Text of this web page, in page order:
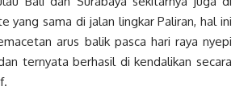
yang sama di jalan lingkar Paliran, hal ini
arus balik pasca hari raya nyepi
ternyata berhasil di kendalikan secara